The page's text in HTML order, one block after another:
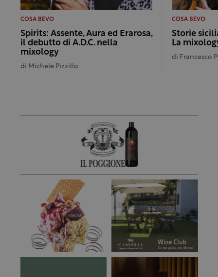
COSA BEVO
Spirits: Assente, Aura ed Erarosa,
il debutto di A.D.C. nella
mixology
di Michele Pizzillo
COSA BEVO
Storie
La
di Francesco